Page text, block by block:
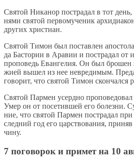
Свя­той Ни­ка­нор по­стра­дал в тот
ня­ми свя­той пер­во­му­че­ник
дру­гих хри­сти­ан.
Свя­той Ти­мон был по­став­лен
да Ба­сто­рии в Ара­вии и по­стра­дал от
про­по­ведь Еван­ге­лия. Он был
жи­ей вы­шел из нее невре­ди­мым.
го­во­рит, что свя­той Ти­мон скон­чал­ся
Свя­той Пар­мен усерд­но
Умер он от по­се­тив­шей его бо­лез­ни.
ние, что свя­той Пар­мен по­стра­дал
след­ний год его цар­ство­ва­ния,
чи­ну.
7 поговорок и примет на 10